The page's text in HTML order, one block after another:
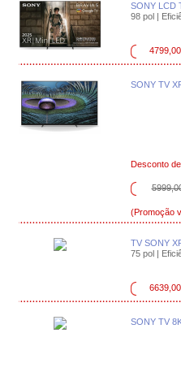
SONY LCD
98 pol |
SONY TV
Desconto
(Promoção
TV SONY
75 pol |
SONY TV